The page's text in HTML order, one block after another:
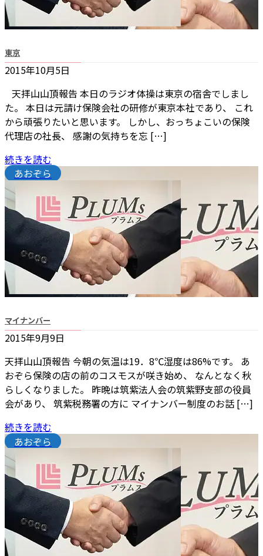
東京
2015年10月5日
天拝山山頂報告 本日のラジオ体操は東京の宿舎でしまし
た。 本日は元請け保険会社の研修が東京本社であり、 これ
から頑張りたいと思います。 しかし、おっちょこいの保険
代理店の社長、 感謝の気持ちを忘 […]
続きを読む
あおぞら
マイナンバー
2015年9月9日
天拝山山頂報告 今朝の気温は19．8℃湿度は86%です。 あ
おぞら保険の店の前のコスモスが咲き始め、 なんとなく秋
らしくなりました。 昨晩は筑紫法人会の筑紫野支部の役員
会があり、 筑紫税務署の方に マイナンバー制度のお話 […]
続きを読む
あおぞら